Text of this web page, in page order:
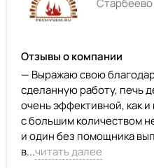
Старбеево
Отзывы о компании
— Выражаю свою
сделанную работу, печь
очень эффективной, как
с большим количеством
и один без помощника
в...читать далее